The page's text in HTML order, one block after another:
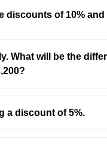
discounts of 10% and
What will be the
a discount of 5%.